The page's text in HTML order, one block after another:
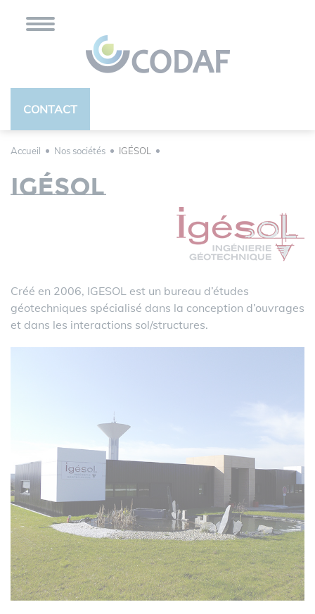
CONTACT
Accueil Nos sociétés IGÉSOL
IGÉSOL
Créé en 2006, IGESOL est un bureau d’études
géotechniques spécialisé dans la conception d’ouvrages
et dans les interactions sol/structures.